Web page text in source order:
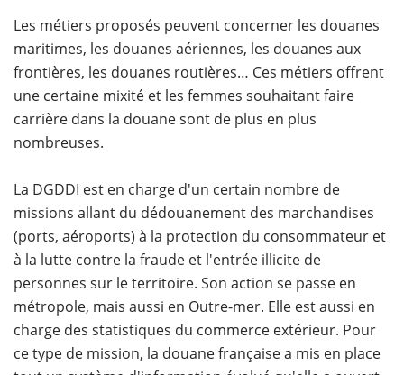
Les métiers proposés peuvent concerner les douanes
maritimes, les douanes aériennes, les douanes aux
frontières, les douanes routières… Ces métiers offrent
une certaine mixité et les femmes souhaitant faire
carrière dans la douane sont de plus en plus
nombreuses.
La DGDDI est en charge d'un certain nombre de
missions allant du dédouanement des marchandises
(ports, aéroports) à la protection du consommateur et
à la lutte contre la fraude et l'entrée illicite de
personnes sur le territoire. Son action se passe en
métropole, mais aussi en Outre-mer. Elle est aussi en
charge des statistiques du commerce extérieur. Pour
ce type de mission, la douane française a mis en place